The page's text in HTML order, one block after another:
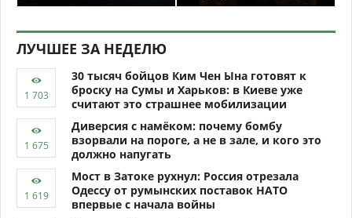
ЛУЧШЕЕ ЗА НЕДЕЛЮ
30 тысяч бойцов Ким Чен Ына готовят к
броску на Сумы и Харьков: в Киеве уже
считают это страшнее мобилизации
Диверсия с намёком: почему бомбу
взорвали на пороге, а не в зале, и кого это
должно напугать
Мост в Затоке рухнул: Россия отрезала
Одессу от румынских поставок НАТО
впервые с начала войны